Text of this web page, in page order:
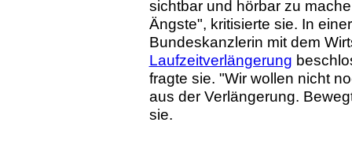
sichtbar und hörbar zu
Ängste", kritisierte sie. In
Bundeskanzlerin mit dem
Laufzeitverlängerung
fragte sie. "Wir wollen nicht
aus der Verlängerung.
sie.